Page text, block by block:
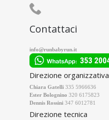

Contattaci
info@runbabyrun.it
Direzione organizzativa
Chiara Gatelli 335 5966636
Ester Bolognino 320 6175823
Dennis Rossini 347 6012781
Direzione tecnica